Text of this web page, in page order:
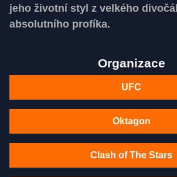
jeho životní styl z velkého
absolutního profíka.
Organizace
UFC
Oktagon
Clash of The Stars